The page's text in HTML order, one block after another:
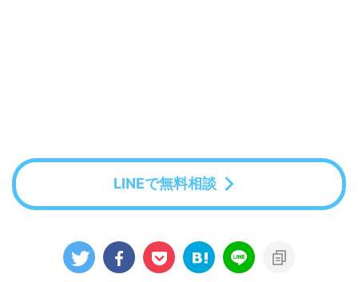
LINEで無料相談